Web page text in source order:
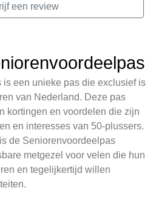
een review
een unieke pas die exclusief is
van Nederland. Deze pas
kortingen en voordelen die zijn
en interesses van 50-plussers.
de Seniorenvoordeelpas
metgezel voor velen die hun
en tegelijkertijd willen